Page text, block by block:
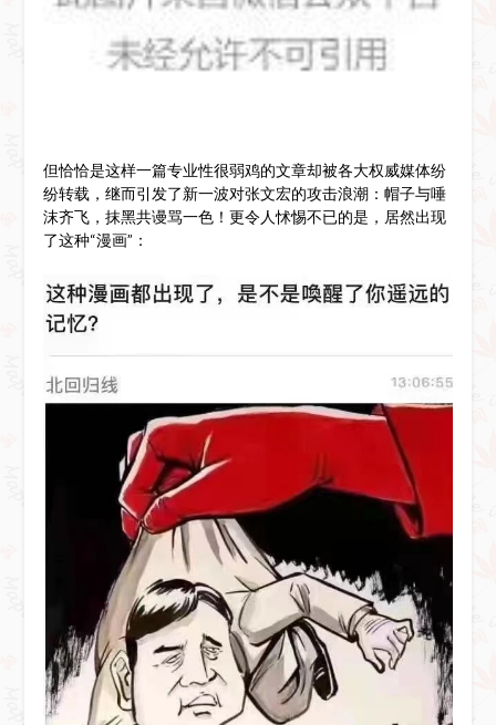
但恰恰是这样一篇专业性很弱鸡的文章却被各大权威媒体纷
纷转载，继而引发了新一波对张文宏的攻击浪潮：帽子与唾
沫齐飞，抹黑共谩骂一色！更令人怵惕不已的是，居然出现
了这种“漫画”：